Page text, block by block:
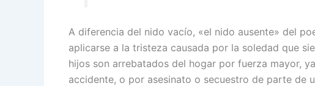
A diferencia del nido vacío, «el nido ausente» del
aplicarse a la tristeza causada por la soledad que
hijos son arrebatados del hogar por fuerza mayor,
accidente, o por asesinato o secuestro de parte de